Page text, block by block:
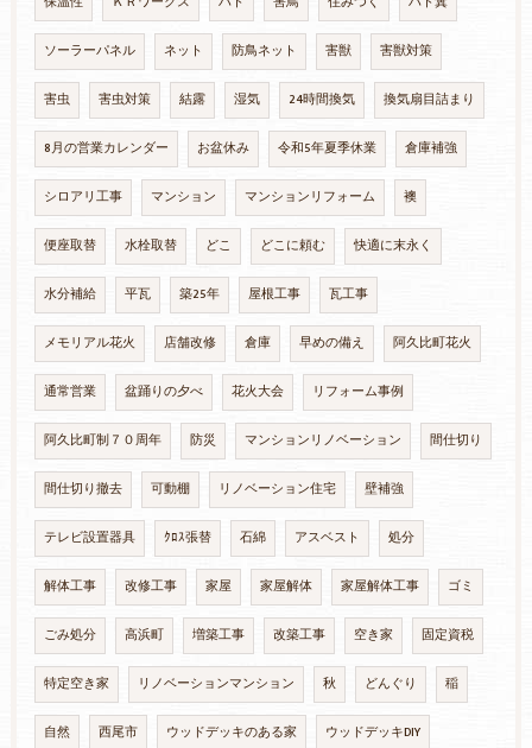
ソーラーパネル ネット 防鳥ネット 害獣 害獣対策
害虫 害虫対策 結露 湿気 24時間換気 換気扇目詰まり
8月の営業カレンダー お盆休み 令和5年夏季休業 倉庫補強
シロアリ工事 マンション マンションリフォーム 襖
便座取替 水栓取替 どこ どこに頼む 快適に末永く
水分補給 平瓦 築25年 屋根工事 瓦工事
メモリアル花火 店舗改修 倉庫 早めの備え 阿久比町花火
通常営業 盆踊りの夕べ 花火大会 リフォーム事例
阿久比町制７０周年 防災 マンションリノベーション 間仕切り
間仕切り撤去 可動棚 リノベーション住宅 壁補強
テレビ設置器具 ｸﾛｽ張替 石綿 アスベスト 処分
解体工事 改修工事 家屋 家屋解体 家屋解体工事 ゴミ
ごみ処分 高浜町 増築工事 改築工事 空き家 固定資税
特定空き家 リノベーションマンション 秋 どんぐり 稲
自然 西尾市 ウッドデッキのある家 ウッドデッキDIY